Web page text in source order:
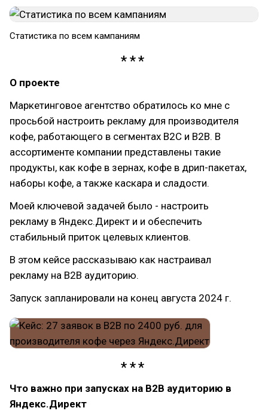
Статистика по всем кампаниям
О проекте
Маркетинговое агентство обратилось ко мне с
просьбой настроить рекламу для производителя
кофе, работающего в сегментах B2C и B2B. В
ассортименте компании представлены такие
продукты, как кофе в зернах, кофе в дрип-пакетах,
наборы кофе, а также каскара и сладости.
Моей ключевой задачей было - настроить
рекламу в Яндекс.Директ и и обеспечить
стабильный приток целевых клиентов.
В этом кейсе рассказываю как настраивал
рекламу на B2B аудиторию.
Запуск запланировали на конец августа 2024 г.
Что важно при запусках на B2B аудиторию в
Яндекс.Директ